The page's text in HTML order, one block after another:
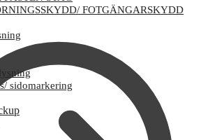
FOTGÄNGARSKYDD
sidomarkering